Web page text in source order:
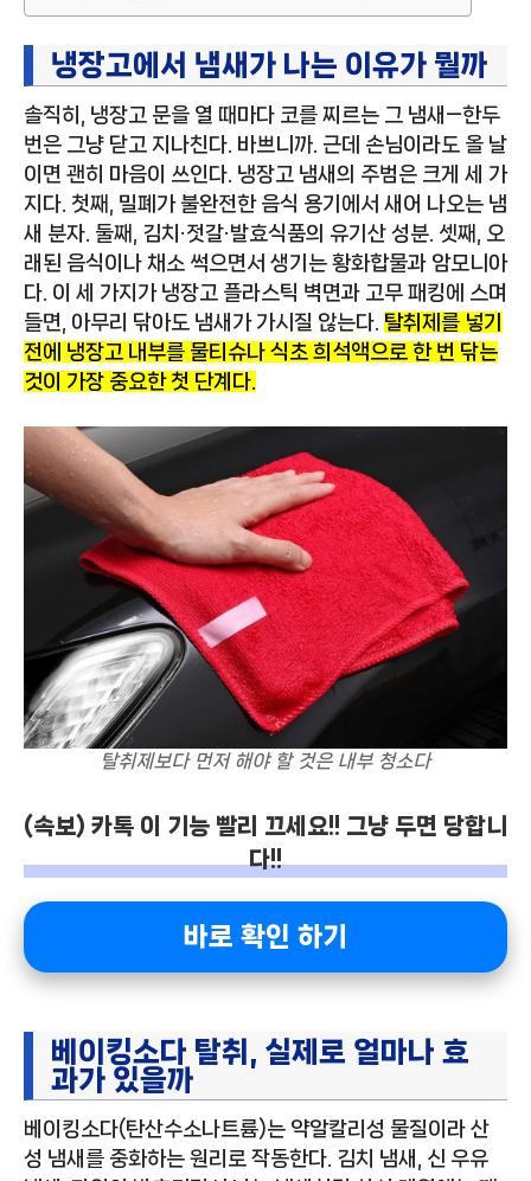
냉장고에서 냄새가 나는 이유가 뭘까
솔직히, 냉장고 문을 열 때마다 코를 찌르는 그 냄새—한두
번은 그냥 닫고 지나친다. 바쁘니까. 근데 손님이라도 올 날
이면 괜히 마음이 쓰인다. 냉장고 냄새의 주범은 크게 세 가
지다. 첫째, 밀폐가 불완전한 음식 용기에서 새어 나오는 냄
새 분자. 둘째, 김치·젓갈·발효식품의 유기산 성분. 셋째, 오
래된 음식이나 채소 썩으면서 생기는 황화합물과 암모니아
다. 이 세 가지가 냉장고 플라스틱 벽면과 고무 패킹에 스며
들면, 아무리 닦아도 냄새가 가시질 않는다. 탈취제를 넣기
전에 냉장고 내부를 물티슈나 식초 희석액으로 한 번 닦는
것이 가장 중요한 첫 단계다.
탈취제보다 먼저 해야 할 것은 내부 청소다
(속보) 카톡 이 기능 빨리 끄세요!! 그냥 두면 당합니
다!!
바로 확인 하기
베이킹소다 탈취, 실제로 얼마나 효
과가 있을까
베이킹소다(탄산수소나트륨)는 약알칼리성 물질이라 산
성 냄새를 중화하는 원리로 작동한다. 김치 냄새, 신 우유